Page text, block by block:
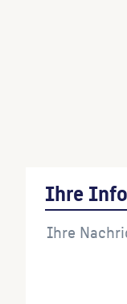
S. 78.
Wenn Sie
verwenden
Ihre